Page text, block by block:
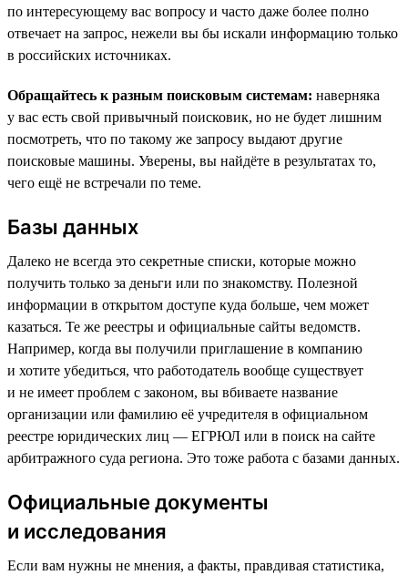
по интересующему вас вопросу и часто даже более полно
отвечает на запрос, нежели вы бы искали информацию только
в российских источниках.
Обращайтесь к разным поисковым системам: наверняка
у вас есть свой привычный поисковик, но не будет лишним
посмотреть, что по такому же запросу выдают другие
поисковые машины. Уверены, вы найдёте в результатах то,
чего ещё не встречали по теме.
Базы данных
Далеко не всегда это секретные списки, которые можно
получить только за деньги или по знакомству. Полезной
информации в открытом доступе куда больше, чем может
казаться. Те же реестры и официальные сайты ведомств.
Например, когда вы получили приглашение в компанию
и хотите убедиться, что работодатель вообще существует
и не имеет проблем с законом, вы вбиваете название
организации или фамилию её учредителя в официальном
реестре юридических лиц — ЕГРЮЛ или в поиск на сайте
арбитражного суда региона. Это тоже работа с базами данных.
Официальные документы
и исследования
Если вам нужны не мнения, а факты, правдивая статистика,